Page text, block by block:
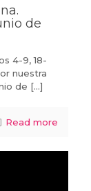
de
4-9, 18-
nuestra
de […]
Read more